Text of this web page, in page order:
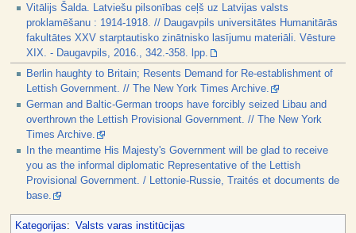
Vitālijs Šalda. Latviešu pilsonības ceļš uz Latvijas valsts
proklamēšanu : 1914-1918. // Daugavpils universitātes Humanitārās
fakultātes XXV starptautisko zinātnisko lasījumu materiāli. Vēsture
XIX. - Daugavpils, 2016., 342.-358. lpp.
Berlin haughty to Britain; Resents Demand for Re-establishment of
Lettish Government. // The New York Times Archive.
German and Baltic-German troops have forcibly seized Libau and
overthrown the Lettish Provisional Government. // The New York
Times Archive.
In the meantime His Majesty's Government will be glad to receive
you as the informal diplomatic Representative of the Lettish
Provisional Government. / Lettonie-Russie, Traités et documents de
base.
Kategorijas: Valsts varas institūcijas